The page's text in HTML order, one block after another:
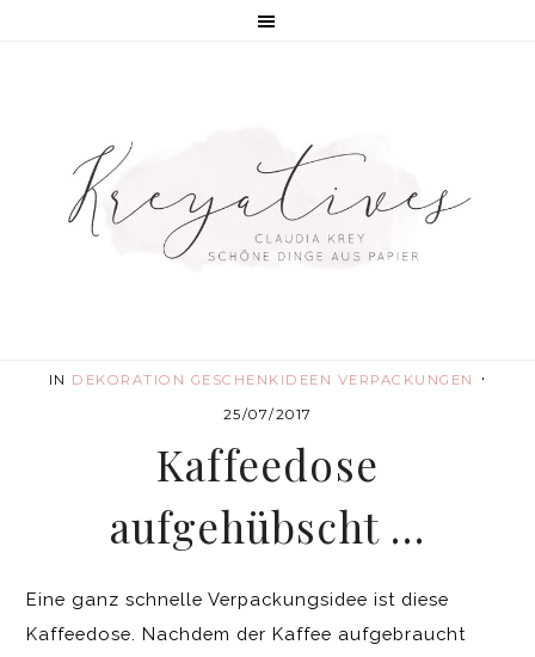
IN DEKORATION GESCHENKIDEEN VERPACKUNGEN ·
25/07/2017
Kaffeedose
aufgehübscht …
Eine ganz schnelle Verpackungsidee ist diese
Kaffeedose. Nachdem der Kaffee aufgebraucht